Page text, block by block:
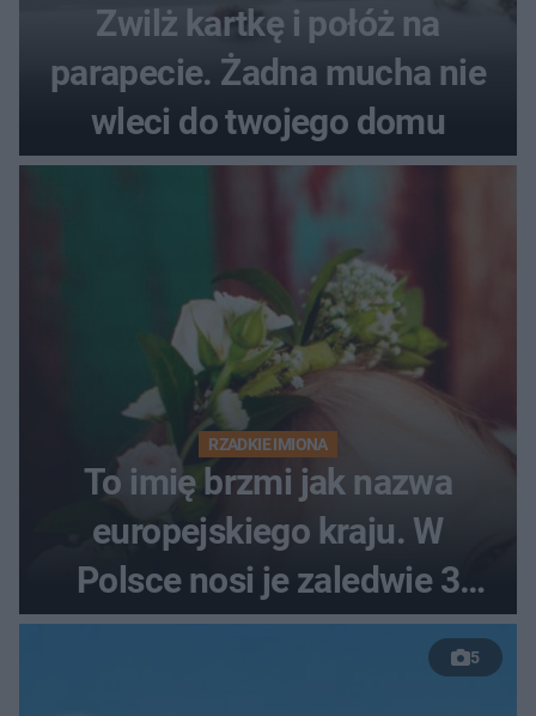
Zwilż kartkę i połóż na
parapecie. Żadna mucha nie
wleci do twojego domu
RZADKIE IMIONA
To imię brzmi jak nazwa
europejskiego kraju. W
Polsce nosi je zaledwie 3
kobiety
5